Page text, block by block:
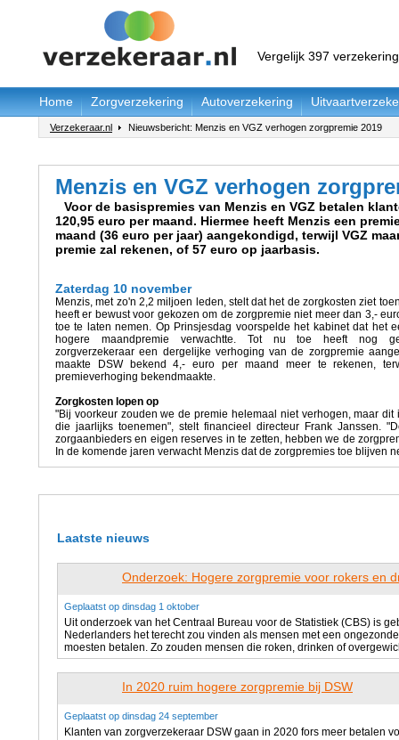
Vergelijk 397
Home Zorgverzekering Autoverzekering
Verzekeraar.nl Nieuwsbericht: Menzis en VGZ verhogen zorgpremie 2019
Menzis en VGZ verhogen
Voor de basispremies van Menzis en VGZ betalen
120,95 euro per maand. Hiermee heeft Menzis een
maand (36 euro per jaar) aangekondigd, terwijl VGZ
premie zal rekenen, of 57 euro op jaarbasis.
Zaterdag 10 november
Menzis, met zo'n 2,2 miljoen leden, stelt dat het de zorgkosten ziet
heeft er bewust voor gekozen om de zorgpremie niet meer dan 3,-
toe te laten nemen. Op Prinsjesdag voorspelde het kabinet dat het
hogere maandpremie verwachtte. Tot nu toe heeft nog
zorgverzekeraar een dergelijke verhoging van de zorgpremie
maakte DSW bekend 4,- euro per maand meer te rekenen,
premieverhoging bekendmaakte.
Zorgkosten lopen op
"Bij voorkeur zouden we de premie helemaal niet verhogen, maar
die jaarlijks toenemen", stelt financieel directeur Frank Janssen.
zorgaanbieders en eigen reserves in te zetten, hebben we de
In de komende jaren verwacht Menzis dat de zorgpremies toe blijven
Laatste nieuws
Onderzoek: Hogere zorgpremie voor rokers en
Geplaatst op dinsdag 1 oktober
Uit onderzoek van het Centraal Bureau voor de Statistiek (CBS) is
Nederlanders het terecht zou vinden als mensen met een
moesten betalen. Zo zouden mensen die roken, drinken of
In 2020 ruim hogere zorgpremie bij DSW
Geplaatst op dinsdag 24 september
Klanten van zorgverzekeraar DSW gaan in 2020 fors meer betalen